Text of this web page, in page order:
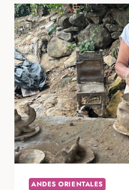
ANDES ORIENTALES